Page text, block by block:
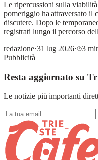
Le ripercussioni sulla
pomeriggio ha attraversato il
discutere. Dopo le
registrati lungo il percorso
redazione·31 lug 2026·
3
Pubblicità
Resta aggiornato su
Le notizie più importanti